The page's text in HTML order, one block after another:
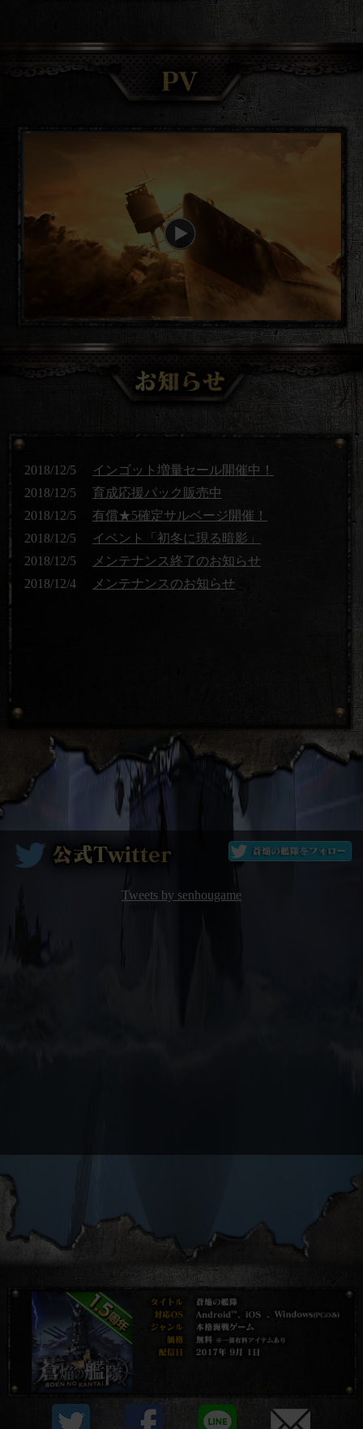
2018/12/5
インゴット増量セール開催中！
2018/12/5
育成応援パック販売中
2018/12/5
有償★5確定サルベージ開催！
2018/12/5
イベント「初冬に現る暗影」
2018/12/5
メンテナンス終了のお知らせ
2018/12/4
メンテナンスのお知らせ
Tweets by senhougame
プライバシーポリシー
他社モジュール等について
資金決済法に基づく表示